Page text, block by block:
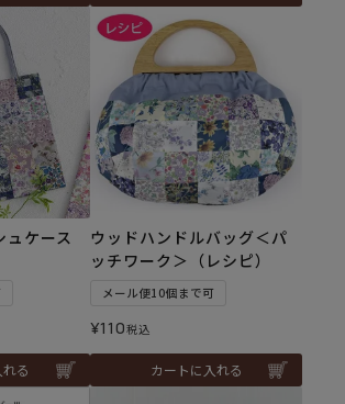
ュケース
る
ウッドハンドルバッグ＜パ
ッチワーク＞（レシピ）
メール便10個まで可
¥110税込
カートに入れる